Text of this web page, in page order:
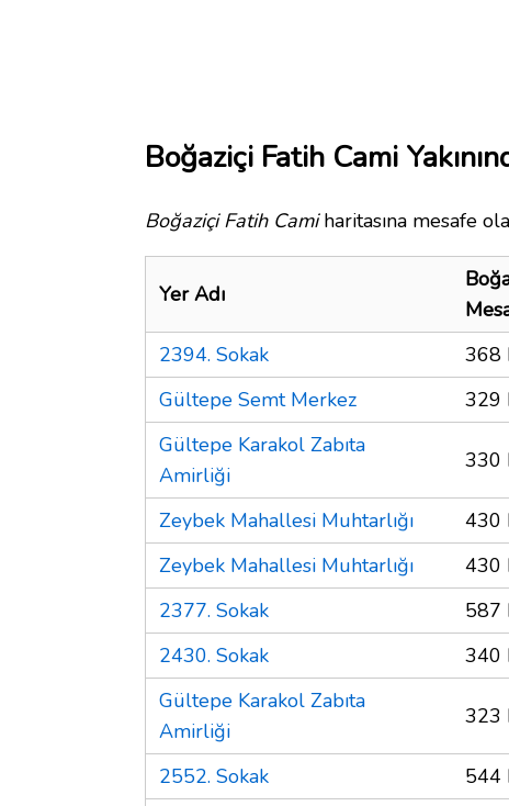
Boğaziçi Fatih Cami
Boğaziçi Fatih Camiharitasına mesafe
Yer Adı
2394. Sokak
368
Gültepe Semt Merkez
329
Gültepe Karakol Zabıta
Amirliği
330
Zeybek Mahallesi Muhtarlığı
430
Zeybek Mahallesi Muhtarlığı
430
2377. Sokak
587
2430. Sokak
340
Gültepe Karakol Zabıta
Amirliği
323
2552. Sokak
544